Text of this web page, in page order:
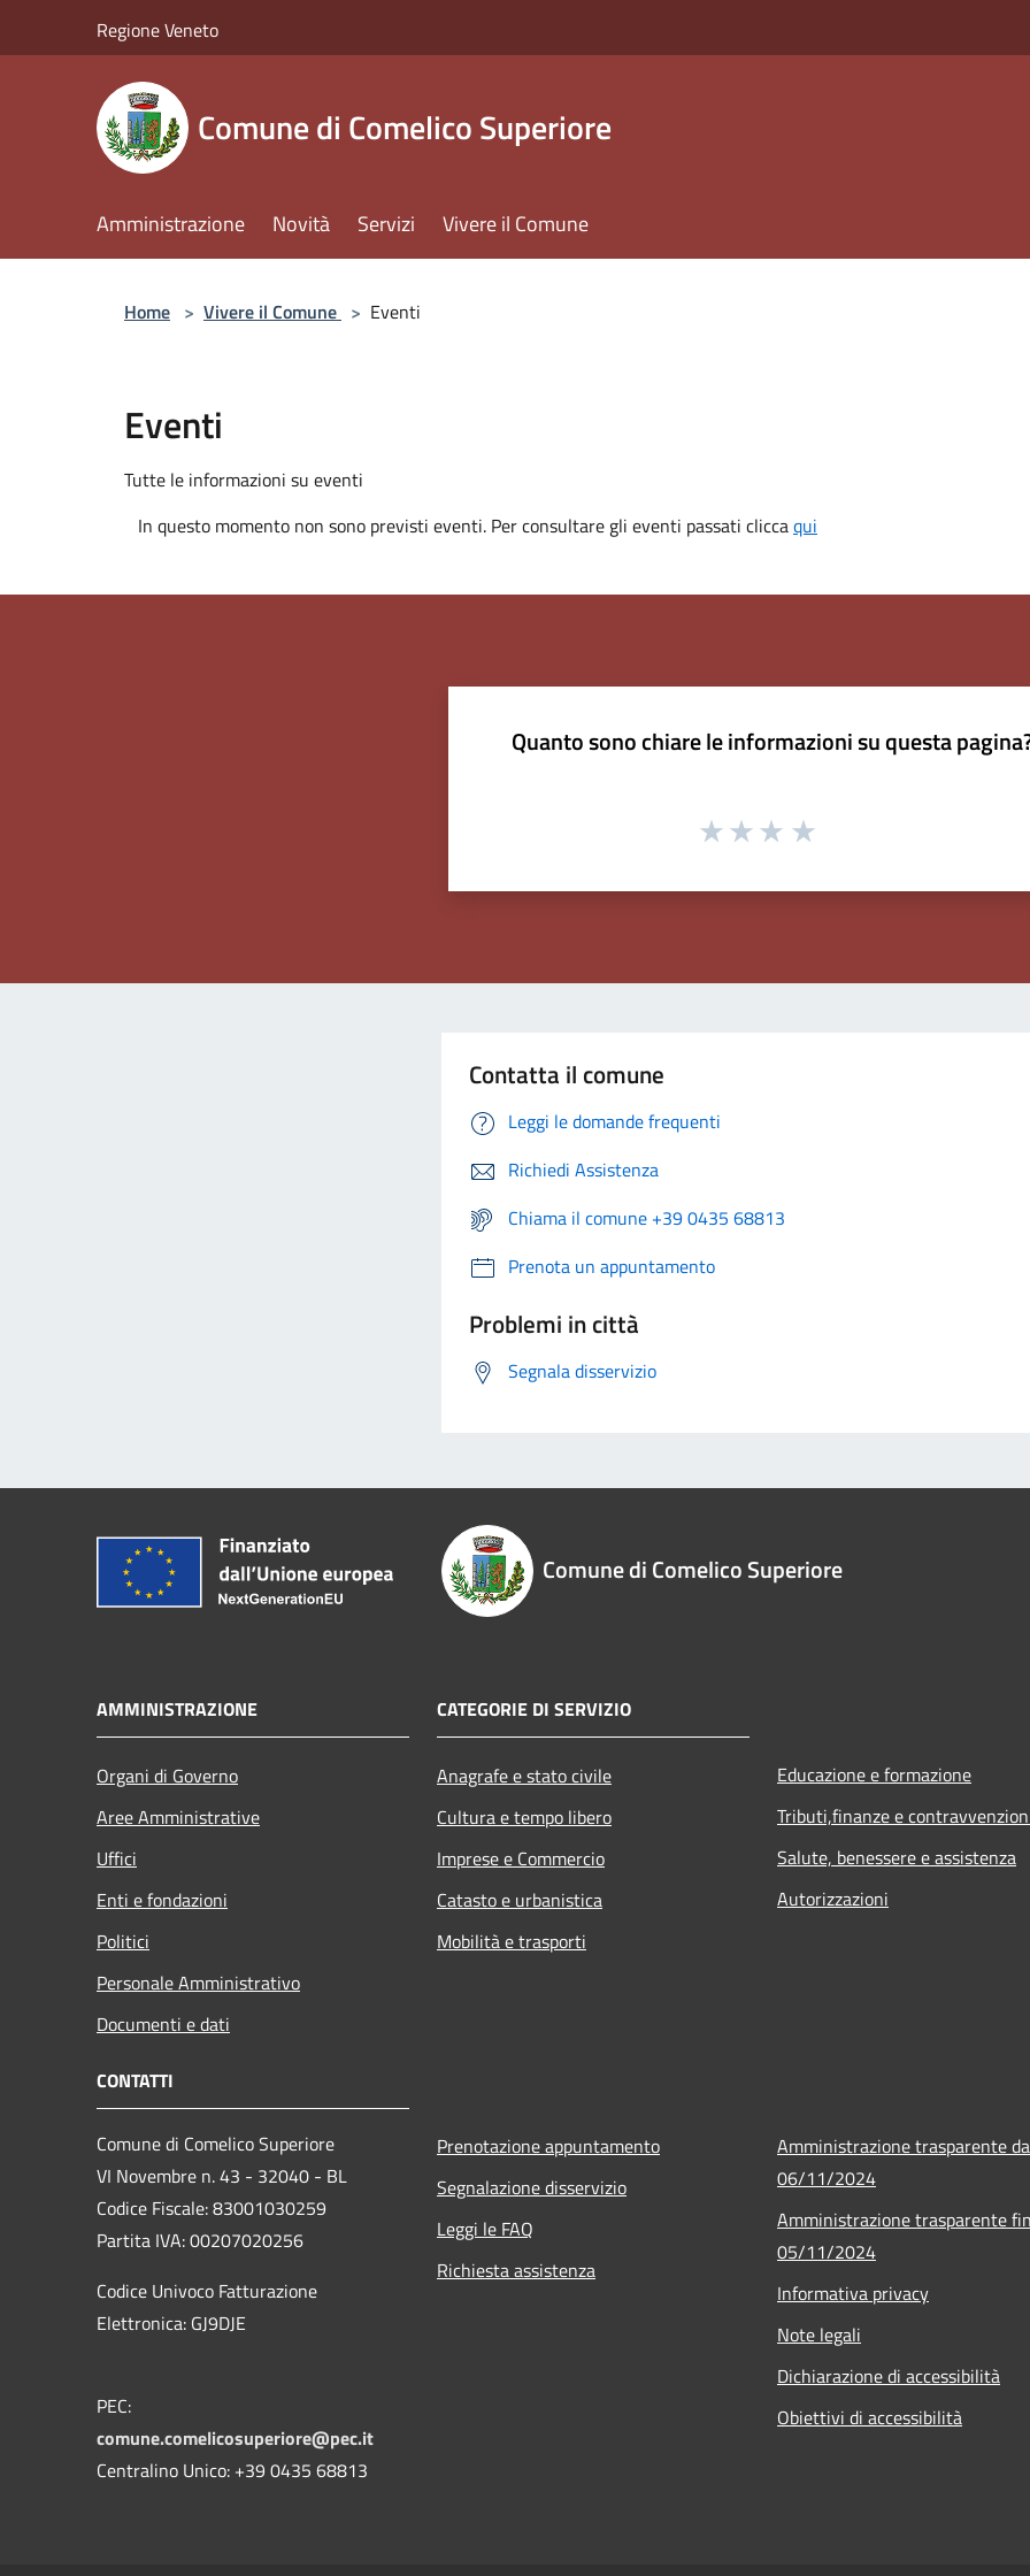
Regione Veneto
Comune di Comelico Superiore
Amministrazione Novità Servizi Vivere il Comune
Home > Vivere il Comune > Eventi
Eventi
Tutte le informazioni su eventi
In questo momento non sono previsti eventi. Per consultare gli eventi passati cliccaqui
Quanto sono chiare le informazioni su questa
Contatta il comune
Leggi le domande frequenti
Richiedi Assistenza
Chiama il comune +39 0435 68813
Prenota un appuntamento
Problemi in città
Segnala disservizio
Comune di Comelico Superiore
AMMINISTRAZIONE
Organi di Governo
Aree Amministrative
Uffici
Enti e fondazioni
Politici
Personale Amministrativo
Documenti e dati
CATEGORIE DI SERVIZIO
Anagrafe e stato civile
Cultura e tempo libero
Imprese e Commercio
Catasto e urbanistica
Mobilità e trasporti
Educazione e formazione
Tributi,finanze e
Salute, benessere e assistenza
Autorizzazioni
CONTATTI
Comune di Comelico Superiore
VI Novembre n. 43 - 32040 - BL
Codice Fiscale: 83001030259
Partita IVA: 00207020256
Codice Univoco Fatturazione
Elettronica: GJ9DJE
PEC:
comune.comelicosuperiore@pec.it
Centralino Unico: +39 0435 68813
Prenotazione appuntamento
Segnalazione disservizio
Leggi le FAQ
Richiesta assistenza
Amministrazione trasparente
06/11/2024
Amministrazione trasparente
05/11/2024
Informativa privacy
Note legali
Dichiarazione di accessibilità
Obiettivi di accessibilità